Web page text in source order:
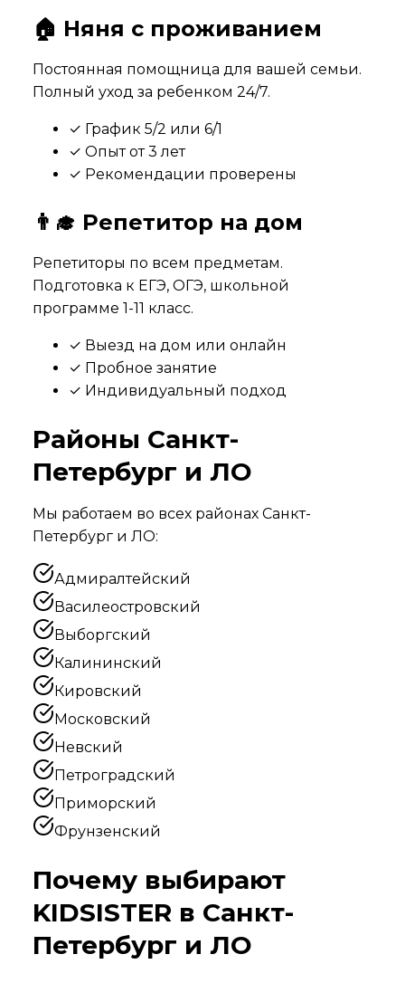
🏠 Няня с проживанием
Постоянная помощница для вашей семьи.
Полный уход за ребенком 24/7.
✓ График 5/2 или 6/1
✓ Опыт от 3 лет
✓ Рекомендации проверены
👨‍🎓 Репетитор на дом
Репетиторы по всем предметам.
Подготовка к ЕГЭ, ОГЭ, школьной
программе 1-11 класс.
✓ Выезд на дом или онлайн
✓ Пробное занятие
✓ Индивидуальный подход
Районы Санкт-
Петербург и ЛО
Мы работаем во всех районах Санкт-
Петербург и ЛО:
Адмиралтейский
Василеостровский
Выборгский
Калининский
Кировский
Московский
Невский
Петроградский
Приморский
Фрунзенский
Почему выбирают
KIDSISTER в Санкт-
Петербург и ЛО